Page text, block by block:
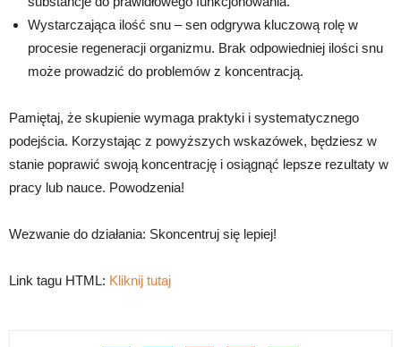
Wystarczająca ilość snu – sen odgrywa kluczową rolę w
procesie regeneracji organizmu. Brak odpowiedniej ilości snu
może prowadzić do problemów z koncentracją.
Pamiętaj, że skupienie wymaga praktyki i systematycznego
podejścia. Korzystając z powyższych wskazówek, będziesz w
stanie poprawić swoją koncentrację i osiągnąć lepsze rezultaty w
pracy lub nauce. Powodzenia!
Wezwanie do działania: Skoncentruj się lepiej!
Link tagu HTML: Kliknij tutaj